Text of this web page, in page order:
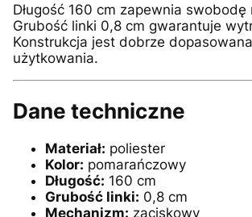
Długość 160 cm zapewnia swobodę
Grubość linki 0,8 cm gwarantuje
Konstrukcja jest dobrze
użytkowania.
Dane techniczne
Materiał: poliester
Kolor: pomarańczowy
Długość: 160 cm
Grubość linki: 0,8 cm
Mechanizm: zaciskowy